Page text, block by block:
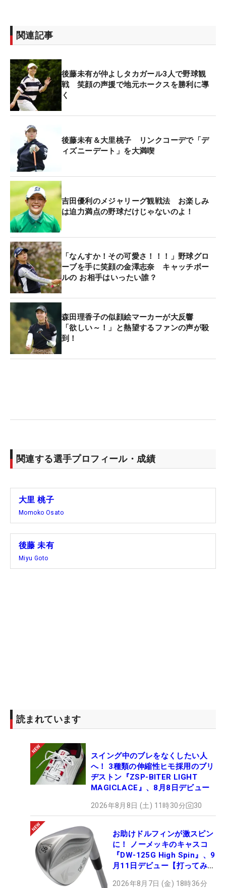
関連記事
後藤未有が仲よしタカガール3人で野球観
戦 笑顔の声援で地元ホークスを勝利に導
く
後藤未有＆大里桃子 リンクコーデで「デ
ィズニーデート」を大満喫
吉田優利のメジャリーグ観戦法 お楽しみ
は迫力満点の野球だけじゃないのよ！
「なんすか！その可愛さ！！！」野球グロ
ーブを手に笑顔の金澤志奈 キャッチボー
ルの お相手はいったい誰？
森田理香子の似顔絵マーカーが大反響
「欲しい～！」と熱望するファンの声が殺
到！
関連する選手プロフィール・成績
大里 桃子
Momoko Osato
後藤 未有
Miyu Goto
読まれています
スイング中のブレをなくしたい人
へ！ 3種類の伸縮性ヒモ採用のブリ
ヂストン『ZSP-BITER LIGHT
MAGICLACE』、8月8日デビュー
2026年8月8日 (土) 11時30分 30
お助けドルフィンが激スピン
に！ ノーメッキのキャスコ
『DW-125G High Spin』、9
月11日デビュー【打ってみ
2026年8月7日 (金) 18時36分